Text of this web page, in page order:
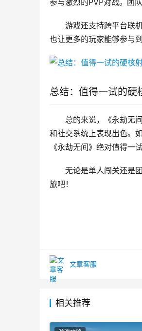
游戏还支持跨平台联
也让更多的玩家能够参与
总结：值得一试的硬
总的来说，《永劫无
和社交系统上表现出色。
《永劫无间》绝对值得一试
无论是单人闯关还是
旅吧！
文章客服
相关推荐